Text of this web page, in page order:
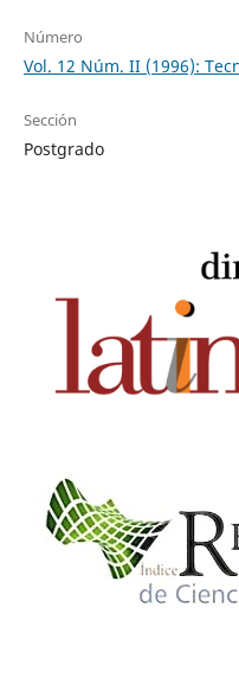
Número
Vol. 12 Núm. II (1996):
Sección
Postgrado